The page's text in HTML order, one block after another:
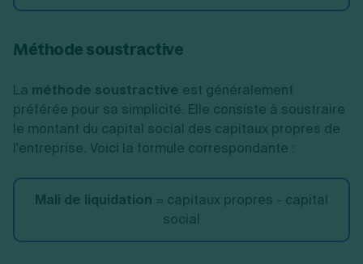
Méthode soustractive
La méthode soustractive est généralement
préférée pour sa simplicité. Elle consiste à soustraire
le montant du capital social des capitaux propres de
l'entreprise. Voici la formule correspondante :
Mali de liquidation = capitaux propres - capital
social